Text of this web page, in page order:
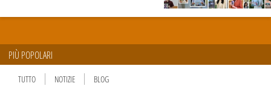
PIÙ POPOLARI
TUTTO NOTIZIE BLOG